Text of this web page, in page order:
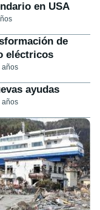
en USA
de
eléctricos
años
ayudas
años